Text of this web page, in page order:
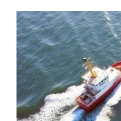
Wahana
Media
Group
WAHANA
NEWS